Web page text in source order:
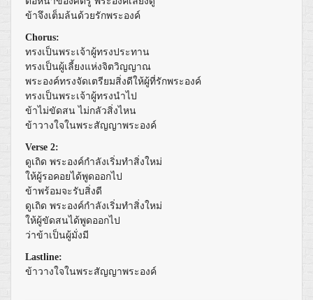
ข้าจึงเต็มล้นด้วยรักพระองค์
Chorus:
ทรงเป็นพระเจ้าผู้ทรงประทาน
ทรงเป็นผู้เลี้ยงแห่งจิตวิญญาณ
พระองค์ทรงจัดเตรียมสิ่งดีให้ผู้ที่รักพระองค์
ทรงเป็นพระเจ้าผู้ทรงนำไป
ข้าไม่ขัดสน ไม่กลัวสิ่งไหน
ข้าวางใจในพระสัญญาพระองค์
Verse 2:
ดูเถิด พระองค์กำลังเริ่มทำสิ่งใหม่
ให้ผู้รอคอยได้พูดออกไป
ข้าพร้อมจะรับสิ่งดี
ดูเถิด พระองค์กำลังเริ่มทำสิ่งใหม่
ให้ผู้ขัดสนได้พูดออกไป
ว่าข้าเป็นผู้มั่งมี
Lastline:
ข้าวางใจในพระสัญญาพระองค์